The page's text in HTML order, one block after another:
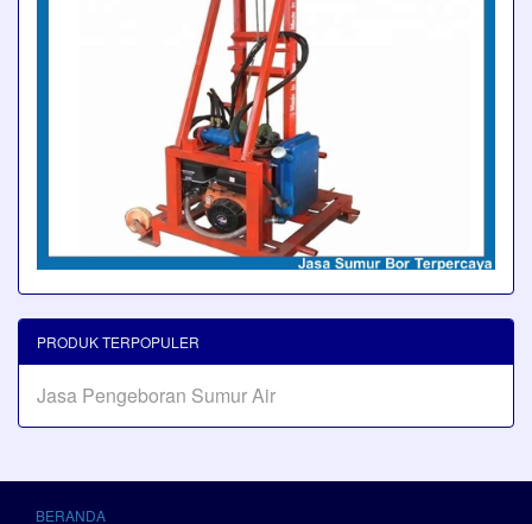
PRODUK TERPOPULER
Jasa Pengeboran Sumur Air
BERANDA